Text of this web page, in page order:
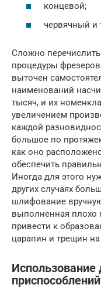
концевой;
червячный и
Сложно
процедуры
выточен
наименований
тысяч, и их
увеличением
каждой
большое по
как оно
обеспечить
Иногда для этого
других случаях
шлифование
выполненная
привести к
царапин и трещин
приспособлений